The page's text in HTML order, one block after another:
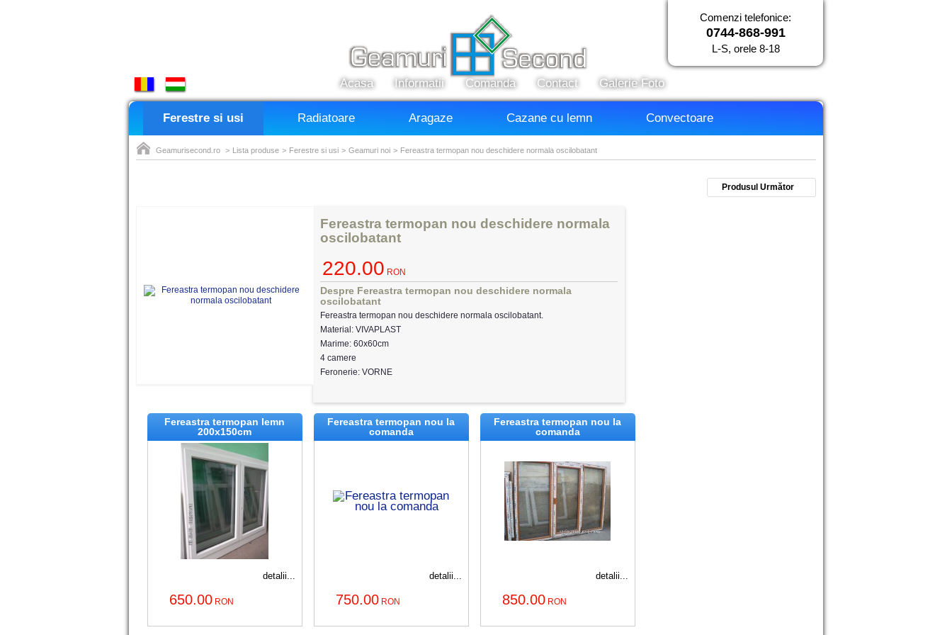
Comenzi telefonice:
0744-868-991
L-S, orele 8-18
Acasa Informatii Comanda Contact Galerie Foto
Ferestre si usi Radiatoare Aragaze Cazane cu lemn Convectoare
Geamurisecond.ro > Lista produse > Ferestre si usi > Geamuri noi > Fereastra termopan nou deschidere normala oscilobatant
Produsul Următor
Fereastra termopan nou deschidere normala
oscilobatant
220.00 RON
Despre Fereastra termopan nou deschidere normala
oscilobatant
Fereastra termopan nou deschidere normala oscilobatant.
Material: VIVAPLAST
Marime: 60x60cm
4 camere
Feronerie: VORNE
Fereastra termopan lemn
200x150cm
detalii...
650.00RON
Fereastra termopan nou la
comanda
detalii...
750.00RON
Fereastra termopan nou la
comanda
detalii...
850.00RON